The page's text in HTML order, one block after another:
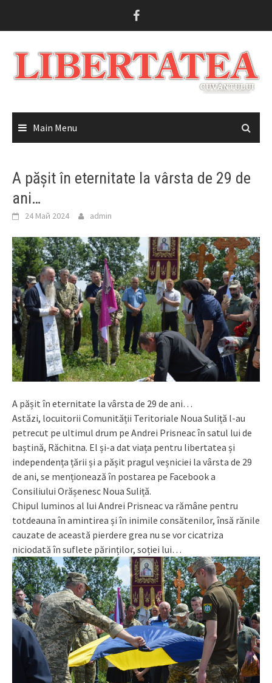
Main Menu
A pășit în eternitate la vârsta de 29 de
ani…
24 Май 2024 admin
A pășit în eternitate la vârsta de 29 de ani…
Astăzi, locuitorii Comunității Teritoriale Noua Suliță l-au
petrecut pe ultimul drum pe Andrei Prisneac în satul lui de
baștină, Răchitna. El și-a dat viața pentru libertatea și
independența țării și a pășit pragul veșniciei la vârsta de 29
de ani, se menționează în postarea pe Facebook a
Consiliului Orășenesc Noua Suliță.
Chipul luminos al lui Andrei Prisneac va rămâne pentru
totdeauna în amintirea și în inimile consătenilor, însă rănile
cauzate de această pierdere grea nu se vor cicatriza
niciodată în suflete părinților, soției lui…